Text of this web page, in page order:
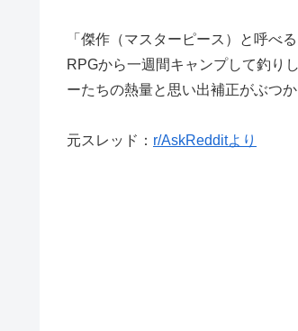
「傑作（マスターピース）と呼
RPGから一週間キャンプして釣り
ーたちの熱量と思い出補正がぶつ
元スレッド： r/AskRedditより